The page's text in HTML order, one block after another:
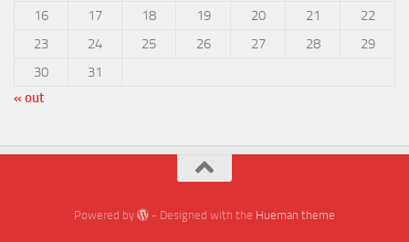
16
17 18 19 20 21
22
23
24 25 26 27 28
29
30
31
« out
Powered by - Designed with the Hueman theme